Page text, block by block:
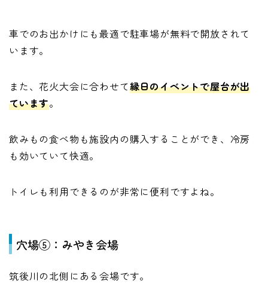
車でのお出かけにも最適で駐車場が無料で開放されて
います。
また、花火大会に合わせて縁日のイベントで屋台が出
ています。
飲みもの食べ物も施設内の購入することができ、冷房
も効いていて快適。
トイレも利用できるのが非常に便利ですよね。
穴場⑤：みやき会場
筑後川の北側にある会場です。